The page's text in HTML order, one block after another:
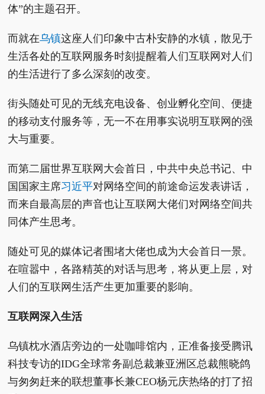
体”的主题召开。
而就在乌镇这座人们印象中古朴安静的水镇，散见于
生活各处的互联网服务时刻提醒着人们互联网对人们
的生活进行了多么深刻的改变。
街头随处可见的无线充电设备、创业孵化空间、便捷
的移动支付服务等，无一不在用事实说明互联网的强
大与重要。
而第二届世界互联网大会首日，中共中央总书记、中
国国家主席习近平对网络空间的前途命运发表讲话，
而来自最高层的声音也让互联网大佬们对网络空间共
同体产生思考。
随处可见的媒体记者围堵大佬也成为大会首日一景。
在喧嚣中，各路精英的对话与思考，将从更上层，对
人们的互联网生活产生更加重要的影响。
互联网深入生活
乌镇枕水酒店旁边的一处咖啡馆内，正准备接受腾讯
科技专访的IDG全球常务副总裁兼亚洲区总裁熊晓鸽
与匆匆赶来的联想董事长兼CEO杨元庆热络的打了招